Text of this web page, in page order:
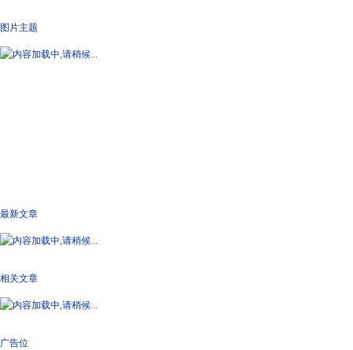
图片主题
最新文章
相关文章
广告位